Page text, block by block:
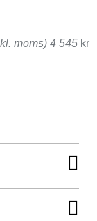
moms) 4 545kr